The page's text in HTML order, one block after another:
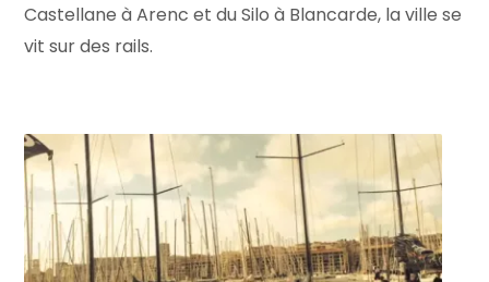
Castellane à Arenc et du Silo à Blancarde, la ville se
vit sur des rails.